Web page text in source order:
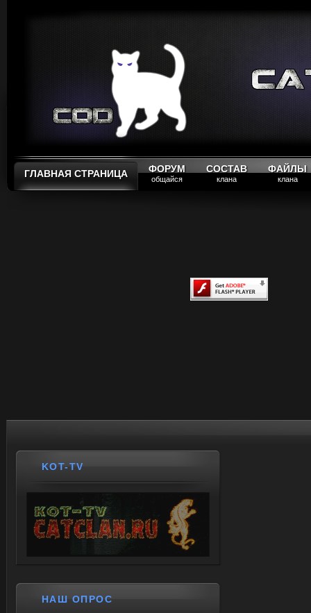
ГЛАВНАЯ СТРАНИЦА ФОРУМ
общайся
СОСТАВ
клана
ФАЙЛЫ
клана
KOT-TV
НАШ ОПРОС